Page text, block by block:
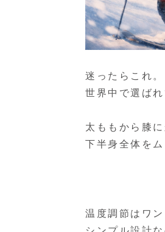
迷ったらこれ。
世界中で選ば
太ももから膝
下半身全体を
温度調節はワン